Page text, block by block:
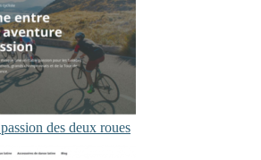
des deux roues